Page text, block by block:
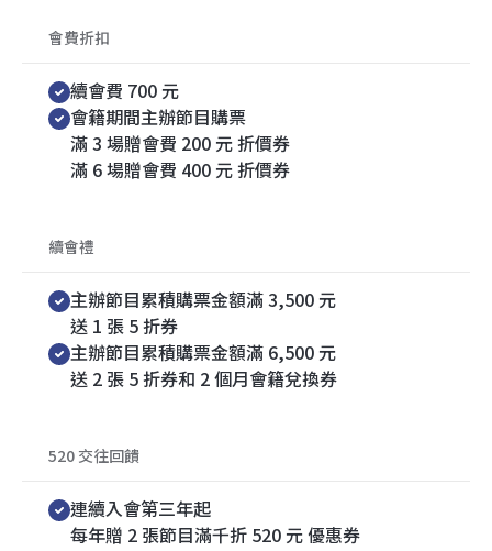
會費折扣
續會費 700 元
會籍期間主辦節目購票
滿 3 場贈會費 200 元 折價券
滿 6 場贈會費 400 元 折價券
續會禮
主辦節目累積購票金額滿 3,500 元
送 1 張 5 折券
主辦節目累積購票金額滿 6,500 元
送 2 張 5 折券和 2 個月會籍兌換券
520 交往回饋
連續入會第三年起
每年贈 2 張節目滿千折 520 元 優惠券